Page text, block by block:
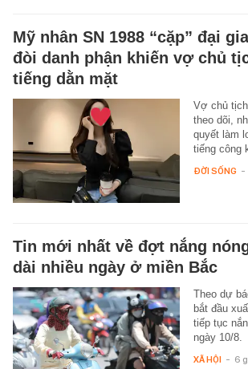
Mỹ nhân SN 1988 “cặp” đại
đòi danh phận khiến vợ chủ
tiếng dằn mặt
Vợ chủ
theo dõi,
quyết làm
tiếng công
ĐỜI SỐNG -
Tin mới nhất về đợt nắng
dài nhiều ngày ở miền Bắc
Theo dự
bắt đầu
tiếp tục
ngày 10/8.
XÃ HỘI - 6